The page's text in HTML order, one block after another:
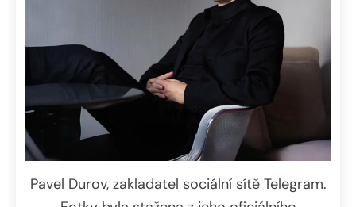
Pavel Durov, zakladatel sociální sítě Telegram.